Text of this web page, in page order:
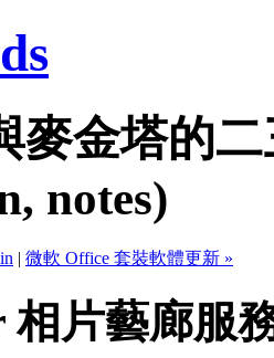
麥金塔的
notes)
| 微軟 Office 套裝軟體更新 »
相片藝廊服